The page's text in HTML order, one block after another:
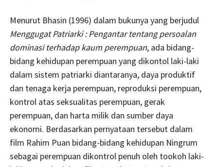
Menurut Bhasin (1996) dalam bukunya yang berjudul
Menggugat Patriarki : Pengantar tentang persoalan
dominasi terhadap kaum perempuan, ada bidang-
bidang kehidupan perempuan yang dikontol laki-laki
dalam sistem patriarki diantaranya, daya produktif
dan tenaga kerja perempuan, reproduksi perempuan,
kontrol atas seksualitas perempuan, gerak
perempuan, dan harta milik dan sumber daya
ekonomi. Berdasarkan pernyataan tersebut dalam
film Rahim Puan bidang-bidang kehidupan Ningrum
sebagai perempuan dikontrol penuh oleh tookoh laki-